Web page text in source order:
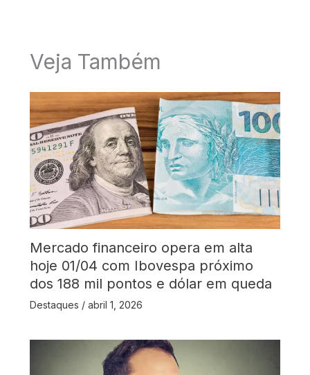
Veja Também
Mercado financeiro opera em alta
hoje 01/04 com Ibovespa próximo
dos 188 mil pontos e dólar em queda
Destaques / abril 1, 2026